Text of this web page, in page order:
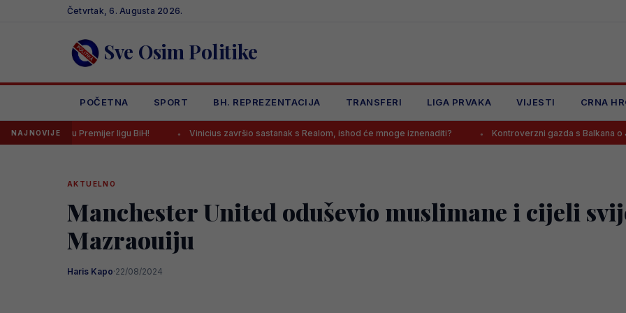
Četvrtak, 6. Augusta 2026.
Sve Osim Politike
POČETNA SPORT BH. REPREZENTACIJA TRANSFERI LIGA PRVAKA VIJESTI CRNA
NAJNOVIJE
u Premijer ligu BiH! Vinicius završio sastanak s Realom, ishod će mnoge iznenaditi? Kontroverzni gazda s Balkana o Jovi Lukiću:
AKTUELNO
Manchester United oduševio muslimane i cijeli
Mazraouiju
Haris Kapo·22/08/2024